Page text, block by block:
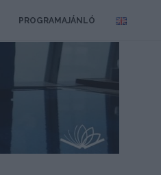
PROGRAMAJÁNLÓ